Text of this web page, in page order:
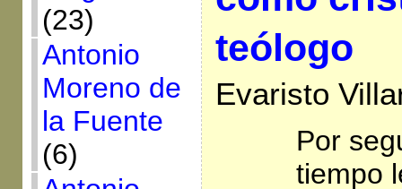
(23)
Antonio
Moreno de
la Fuente
(6)
teólogo
Evaristo
Por
tiempo